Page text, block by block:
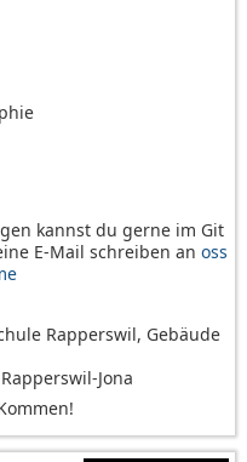
kannst du gerne im Git
E-Mail schreiben an oss
Rapperswil, Gebäude
Jona